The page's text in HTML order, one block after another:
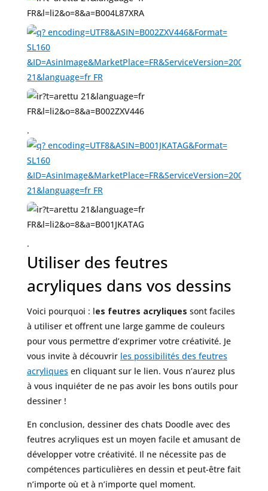
.
.
Utiliser des feutres
acryliques dans vos dessins
Voici pourquoi : les feutres acryliques sont faciles
à utiliser et offrent une large gamme de couleurs
pour vous permettre d’exprimer votre créativité. Je
vous invite à découvrir les possibilités des feutres
acryliquesen cliquant sur le lien. Vous n’aurez plus
à vous inquiéter de ne pas avoir les bons outils pour
dessiner !
En conclusion, dessiner des chats Doodle avec des
feutres acryliques est un moyen facile et amusant de
développer votre créativité. Il ne nécessite pas de
compétences particulières en dessin et peut-être fait
n’importe où et à n’importe quel moment.